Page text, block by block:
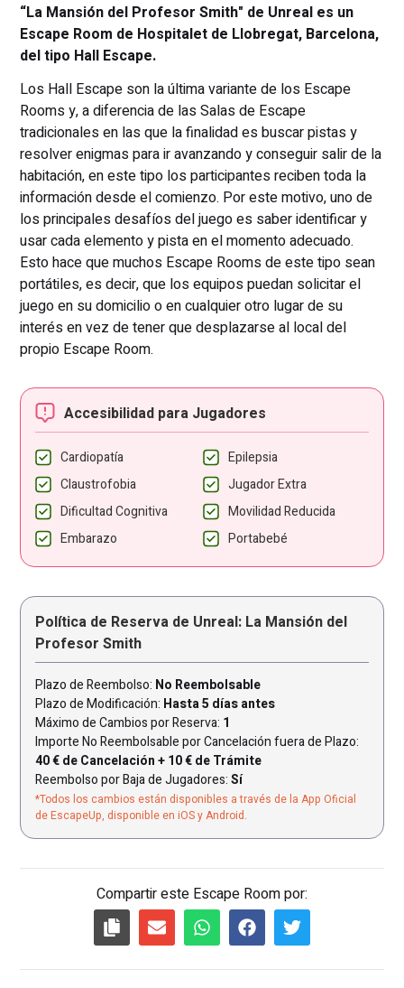
“La Mansión del Profesor Smith" de Unreal es un
Escape Room de Hospitalet de Llobregat, Barcelona,
del tipo Hall Escape.
Los Hall Escape son la última variante de los Escape
Rooms y, a diferencia de las Salas de Escape
tradicionales en las que la finalidad es buscar pistas y
resolver enigmas para ir avanzando y conseguir salir de la
habitación, en este tipo los participantes reciben toda la
información desde el comienzo. Por este motivo, uno de
los principales desafíos del juego es saber identificar y
usar cada elemento y pista en el momento adecuado.
Esto hace que muchos Escape Rooms de este tipo sean
portátiles, es decir, que los equipos puedan solicitar el
juego en su domicilio o en cualquier otro lugar de su
interés en vez de tener que desplazarse al local del
propio Escape Room.
Accesibilidad para Jugadores
Cardiopatía
Epilepsia
Claustrofobia
Jugador Extra
Dificultad Cognitiva
Movilidad Reducida
Embarazo
Portabebé
Política de Reserva de Unreal: La Mansión del
Profesor Smith
Plazo de Reembolso: No Reembolsable
Plazo de Modificación: Hasta 5 días antes
Máximo de Cambios por Reserva: 1
Importe No Reembolsable por Cancelación fuera de Plazo:
40 € de Cancelación + 10 € de Trámite
Reembolso por Baja de Jugadores: Sí
*Todos los cambios están disponibles a través de la App Oficial
de EscapeUp, disponible en iOS y Android.
Compartir este Escape Room por: